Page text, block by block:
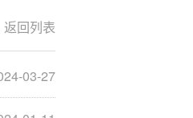
返回列表
03-27